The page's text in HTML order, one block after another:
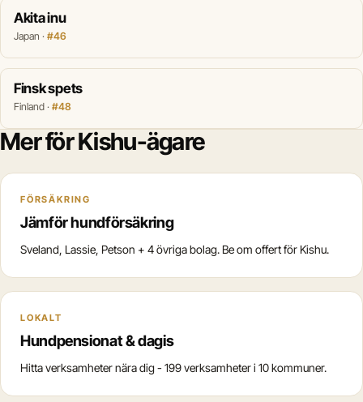
Akita inu
Japan · #46
Finsk spets
Finland · #48
Mer för Kishu-ägare
FÖRSÄKRING
Jämför hundförsäkring
Sveland, Lassie, Petson + 4 övriga bolag. Be om offert för Kishu.
LOKALT
Hundpensionat & dagis
Hitta verksamheter nära dig - 199 verksamheter i 10 kommuner.